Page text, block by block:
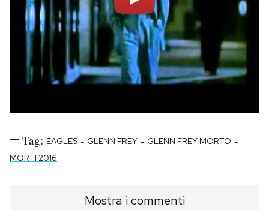
Tag: EAGLES - GLENN FREY - GLENN FREY MORTO -
MORTI 2016
Mostra i commenti